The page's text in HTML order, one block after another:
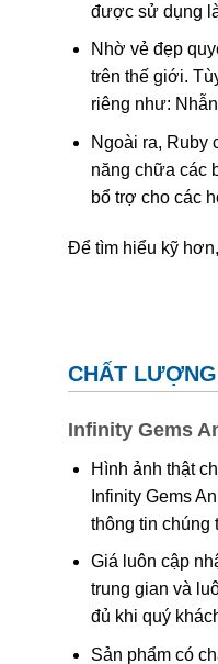
được sử dụng
Nhờ vẻ đẹp
trên thế giới.
riêng như:
Ngoài ra, Ruby
năng chữa các
bổ trợ cho các
Để tìm hiểu kỹ
CHẤT
Infinity Gems
Hình ảnh thật
Infinity Gems
thông tin chúng
Giá luôn cập
trung gian và
đủ khi quý
Sản phẩm có